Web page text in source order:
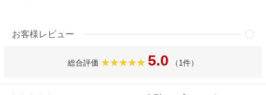
お客様レビュー
総合評価 5.0 （1件）